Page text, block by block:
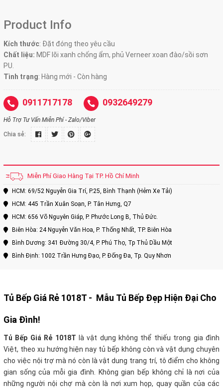
Product Info
Kích thước: Đặt đóng theo yêu cầu
Chất liệu: MDF lõi xanh chống ẩm, phủ Verneer xoan đào/sồi sơn
PU.
Tình trạng: Hàng mới - Còn hàng
0911717178 0932649279
Hỗ Trợ Tư Vấn Miễn Phí - Zalo/Viber
Chia sẻ:
Miễn Phí Giao Hàng Tại TP. Hồ Chí Minh
HCM: 69/52 Nguyễn Gia Trí, P.25, Bình Thạnh (Hẻm Xe Tải)
HCM: 445 Trần Xuân Soạn, P. Tân Hưng, Q7
HCM: 656 Võ Nguyên Giáp, P. Phước Long B, Thủ Đức.
Biên Hòa: 24 Nguyễn Văn Hoa, P. Thống Nhất, TP. Biên Hòa
Bình Dương: 341 Đường 30/4, P. Phú Thọ, Tp Thủ Dầu Một
Bình Định: 1002 Trần Hưng Đạo, P. Đống Đa, Tp. Quy Nhơn
Tủ Bếp Giá Rẻ 1018T - Mẫu Tủ Bếp Đẹp Hiện Đại Cho
Gia Đình!
Tủ Bếp Giá Rẻ 1018T là vật dụng không thể thiếu trong gia đình
Việt, theo xu hướng hiện nay tủ bếp không còn và vật dụng chuyên
cho việc nội trợ mà nó còn là vật dung trang trí, tô điểm cho không
gian sống của mỗi gia đình. Không gian bếp không chỉ là nơi của
những người nội chợ mà còn là nơi xum họp, quay quần của các